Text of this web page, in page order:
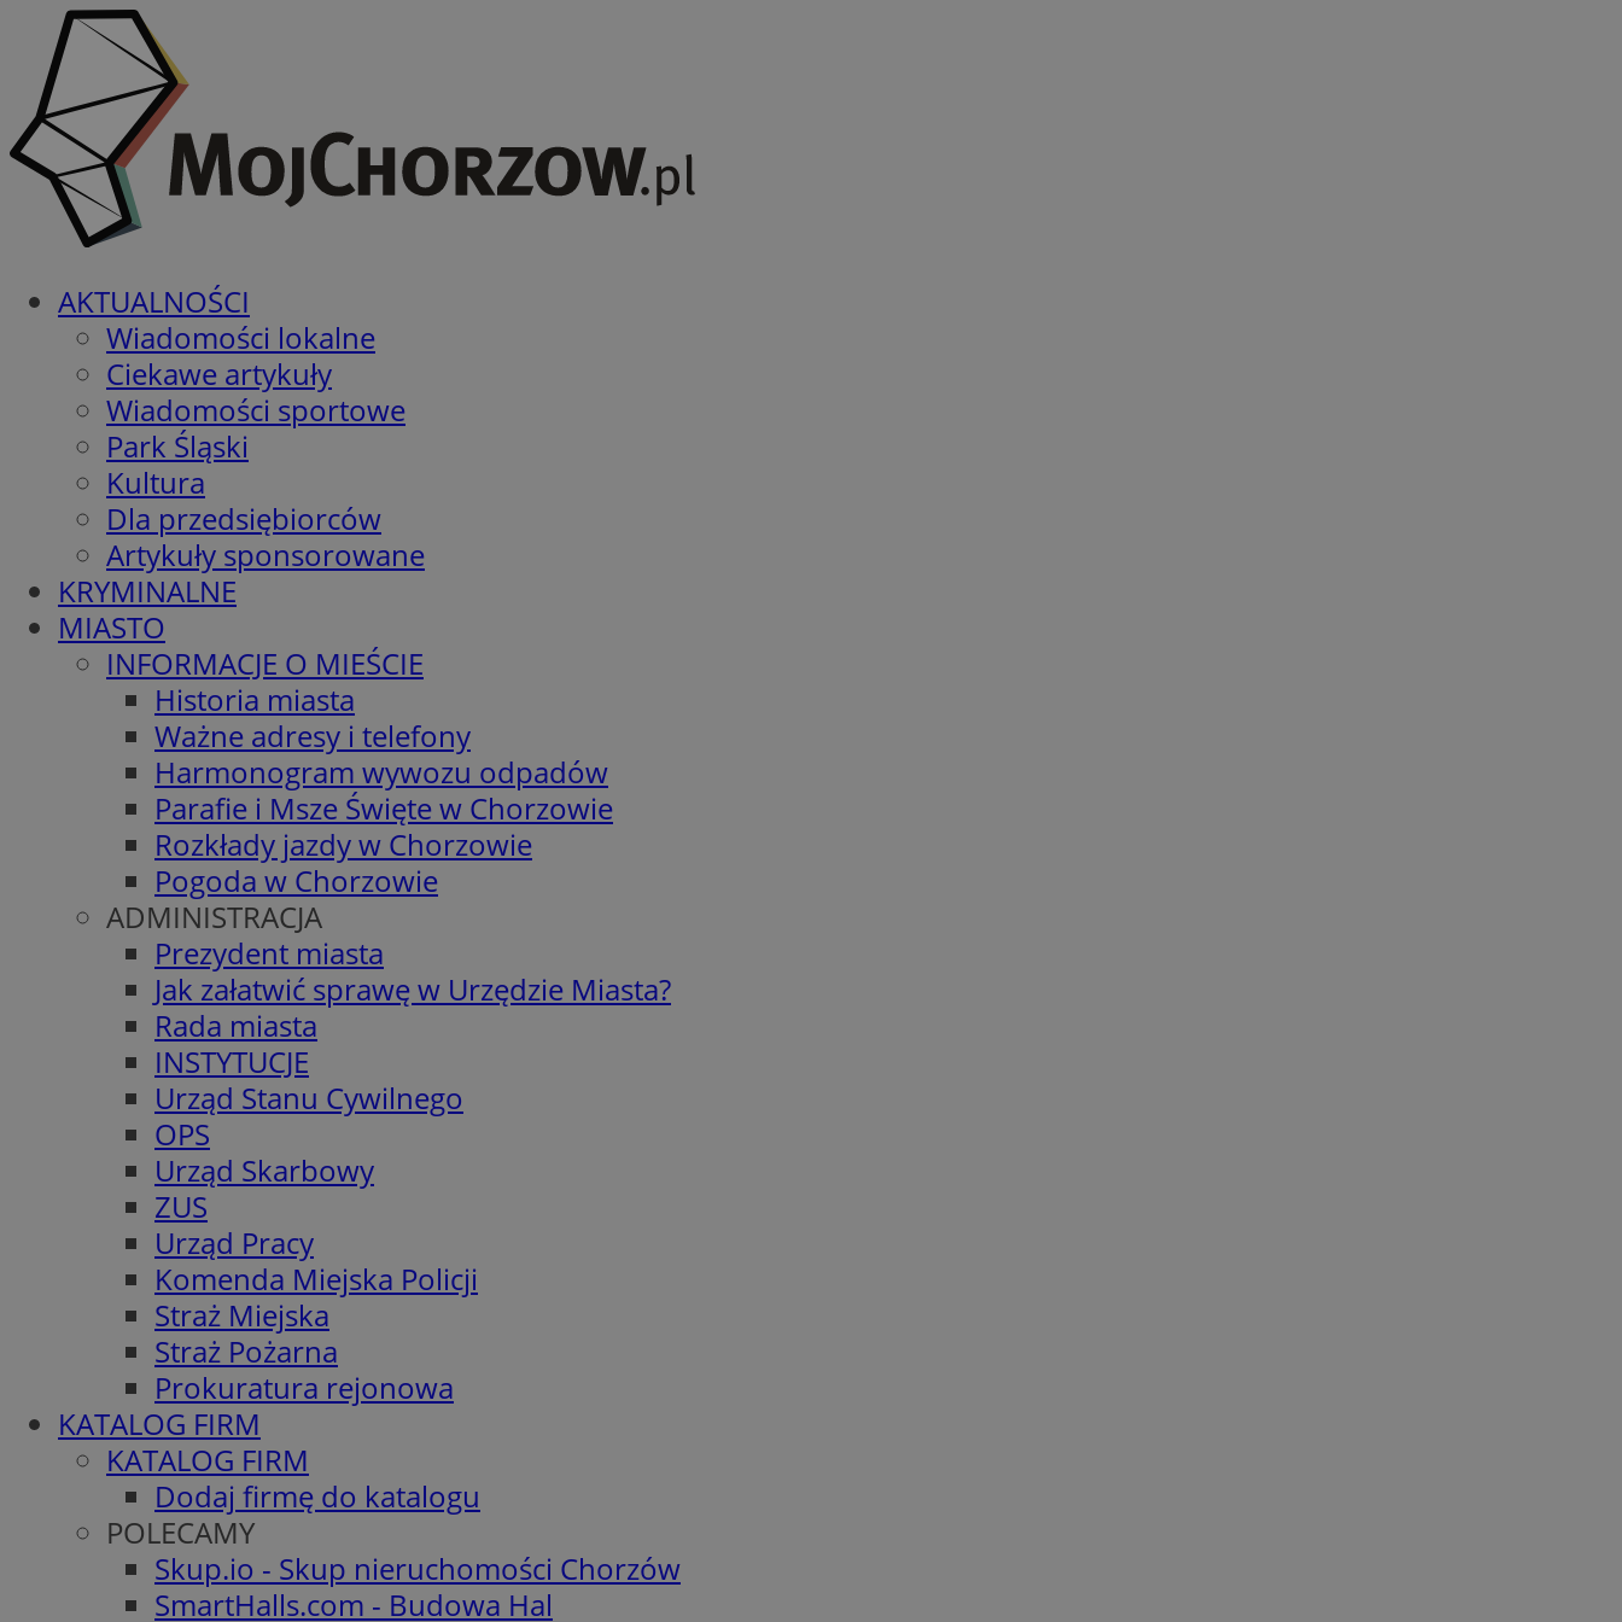
AKTUALNOŚCI
Wiadomości lokalne
Ciekawe artykuły
Wiadomości sportowe
Park Śląski
Kultura
Dla przedsiębiorców
Artykuły sponsorowane
KRYMINALNE
MIASTO
INFORMACJE O MIEŚCIE
Historia miasta
Ważne adresy i telefony
Harmonogram wywozu odpadów
Parafie i Msze Święte w Chorzowie
Rozkłady jazdy w Chorzowie
Pogoda w Chorzowie
ADMINISTRACJA
Prezydent miasta
Jak załatwić sprawę w Urzędzie Miasta?
Rada miasta
INSTYTUCJE
Urząd Stanu Cywilnego
OPS
Urząd Skarbowy
ZUS
Urząd Pracy
Komenda Miejska Policji
Straż Miejska
Straż Pożarna
Prokuratura rejonowa
KATALOG FIRM
KATALOG FIRM
Dodaj firmę do katalogu
POLECAMY
Skup.io - Skup nieruchomości Chorzów
SmartHalls.com - Budowa Hal